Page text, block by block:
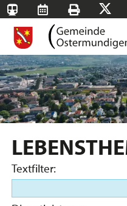
SBB-
Tageskarten
RMS
Facebook
Textfilter: